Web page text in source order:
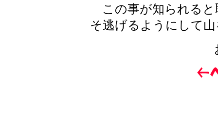
この事が知られると
そ逃げるようにして